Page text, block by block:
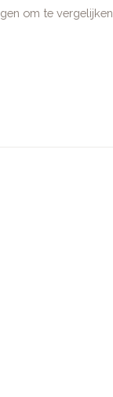
om te vergelijken